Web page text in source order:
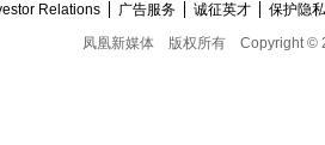
Relations 广告服务 诚征英才
保护隐
凤凰新媒体
版权所有 Copyright ©